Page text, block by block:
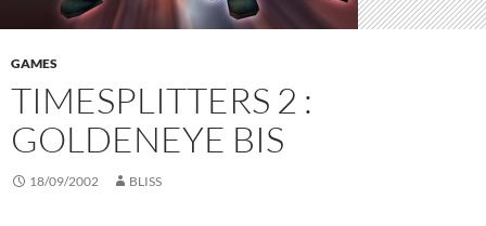
GAMES
TIMESPLITTERS 2 :
GOLDENEYE BIS
18/09/2002 BLISS